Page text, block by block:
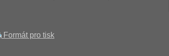
Formát pro tisk